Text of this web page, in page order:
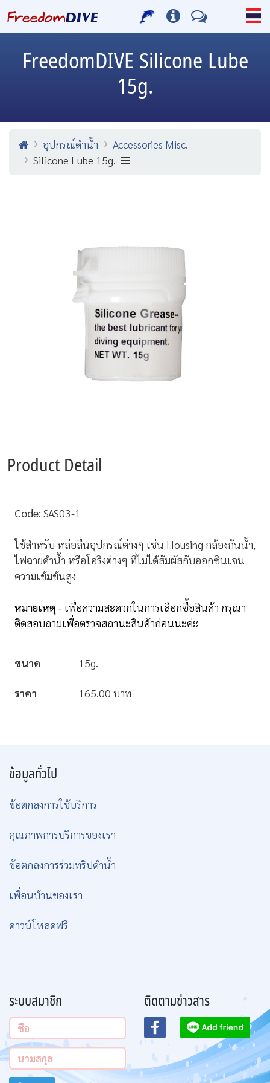
FreedomDIVE Silicone Lube
15g.
อุปกรณ์ดำน้ำ
Accessories Misc.
Silicone Lube 15g.
Product Detail
Code: SAS03-1
ใช้สำหรับ หล่อลื่นอุปกรณ์ต่างๆ เช่น Housing กล้องกันน้ำ,
ไฟฉายดำน้ำ หรือโอริงต่างๆ ที่ไม่ได้สัมผัสกับออกซินเจน
ความเข้มข้นสูง
หมายเหตุ - เพื่อความสะดวกในการเลือกซื้อสินค้า กรุณา
ติดสอบถามเพื่อตรวจสถานะสินค้าก่อนนะค่ะ
ขนาด 15g.
ราคา 165.00 บาท
ข้อมูลทั่วไป
ข้อตกลงการใช้บริการ
คุณภาพการบริการของเรา
ข้อตกลงการร่วมทริปดำน้ำ
เพื่อนบ้านของเรา
ดาวน์โหลดฟรี
ระบบสมาชิก ติดตามข่าวสาร